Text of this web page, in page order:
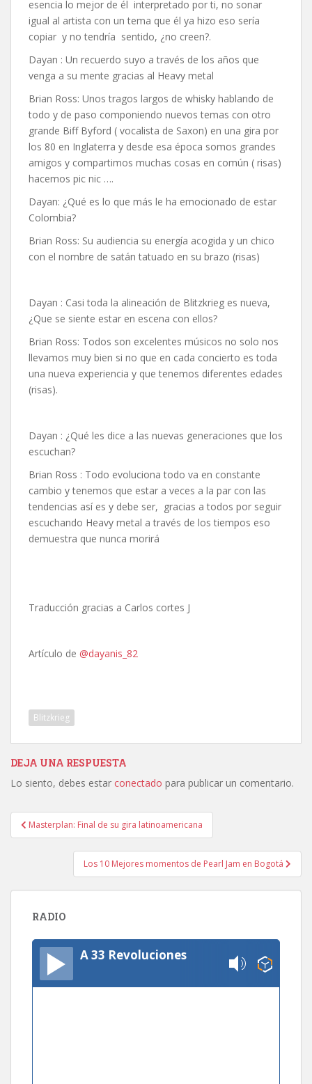
esencia lo mejor de él interpretado por ti, no sonar
igual al artista con un tema que él ya hizo eso sería
copiar y no tendría sentido, ¿no creen?.
Dayan : Un recuerdo suyo a través de los años que
venga a su mente gracias al Heavy metal
Brian Ross: Unos tragos largos de whisky hablando de
todo y de paso componiendo nuevos temas con otro
grande Biff Byford ( vocalista de Saxon) en una gira por
los 80 en Inglaterra y desde esa época somos grandes
amigos y compartimos muchas cosas en común ( risas)
hacemos pic nic ….
Dayan: ¿Qué es lo que más le ha emocionado de estar
Colombia?
Brian Ross: Su audiencia su energía acogida y un chico
con el nombre de satán tatuado en su brazo (risas)
Dayan : Casi toda la alineación de Blitzkrieg es nueva,
¿Que se siente estar en escena con ellos?
Brian Ross: Todos son excelentes músicos no solo nos
llevamos muy bien si no que en cada concierto es toda
una nueva experiencia y que tenemos diferentes edades
(risas).
Dayan : ¿Qué les dice a las nuevas generaciones que los
escuchan?
Brian Ross : Todo evoluciona todo va en constante
cambio y tenemos que estar a veces a la par con las
tendencias así es y debe ser, gracias a todos por seguir
escuchando Heavy metal a través de los tiempos eso
demuestra que nunca morirá
Traducción gracias a Carlos cortes J
Artículo de @dayanis_82
Blitzkrieg
DEJA UNA RESPUESTA
Lo siento, debes estar conectado para publicar un comentario.
Navegación
de
entradas
Masterplan: Final de su gira latinoamericana
Los 10 Mejores momentos de Pearl Jam en Bogotá
RADIO
A 33 Revoluciones